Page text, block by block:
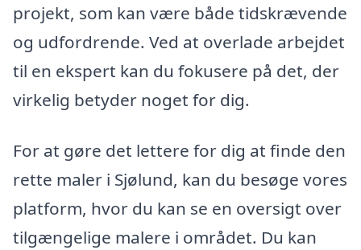
projekt, som kan være både tidskrævende
og udfordrende. Ved at overlade arbejdet
til en ekspert kan du fokusere på det, der
virkelig betyder noget for dig.
For at gøre det lettere for dig at finde den
rette maler i Sjølund, kan du besøge vores
platform, hvor du kan se en oversigt over
tilgængelige malere i området. Du kan